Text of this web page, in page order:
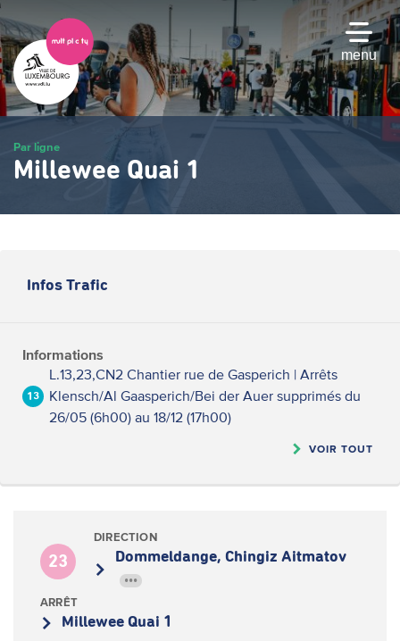
Passer
au
contenu
principal
menu
Par ligne
Millewee Quai 1
Infos Trafic
Informations
13
L.13,23,CN2 Chantier rue de Gasperich | Arrêts
Klensch/Al Gaasperich/Bei der Auer supprimés du
26/05 (6h00) au 18/12 (17h00)
VOIR TOUT
23
DIRECTION
Dommeldange, Chingiz Aitmatov
•••
ARRÊT
Millewee Quai 1